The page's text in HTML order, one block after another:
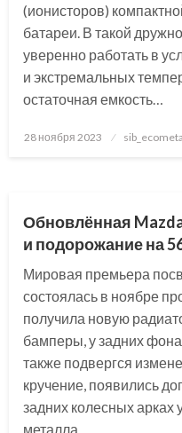
(ионисторов)
батареи. В такой
уверенно работать в
и экстремальных
остаточная емкость…
Posted
28 ноября 2023
Обновлённая
и подорожание на
Мировая премьера
состоялась в ноябре
получила новую
бамперы, у задних
также подвергся
кручение, появились
задних колесных арках
металла….